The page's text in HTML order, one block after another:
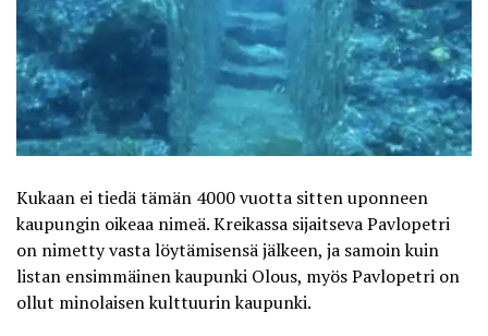
Kukaan ei tiedä tämän 4000 vuotta sitten uponneen
kaupungin oikeaa nimeä. Kreikassa sijaitseva Pavlopetri
on nimetty vasta löytämisensä jälkeen, ja samoin kuin
listan ensimmäinen kaupunki Olous, myös Pavlopetri on
ollut minolaisen kulttuurin kaupunki.